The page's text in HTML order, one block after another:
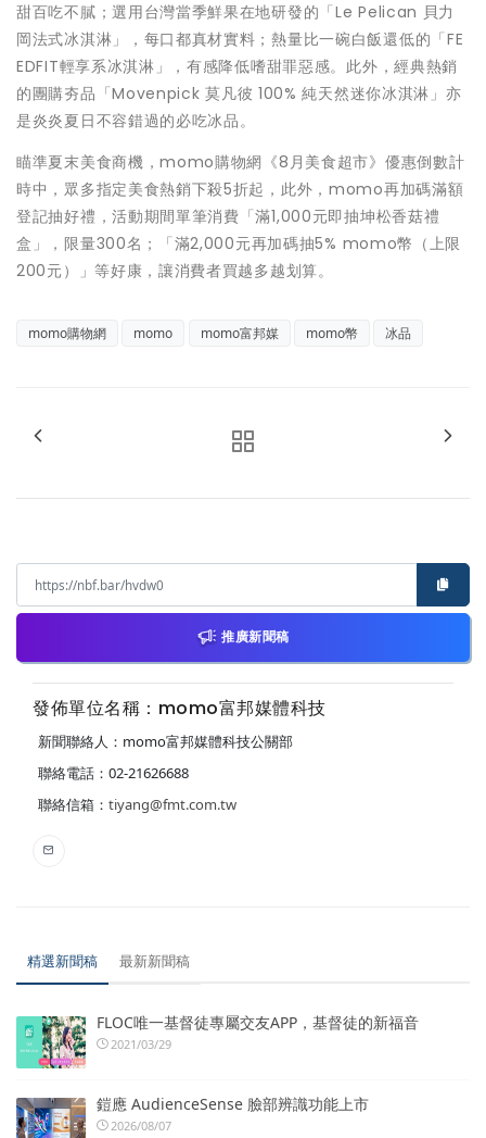
甜百吃不膩；選用台灣當季鮮果在地研發的「Le Pelican 貝力
岡法式冰淇淋」，每口都真材實料；熱量比一碗白飯還低的「FE
EDFIT輕享系冰淇淋」，有感降低嗜甜罪惡感。此外，經典熱銷
的團購夯品「Movenpick 莫凡彼 100% 純天然迷你冰淇淋」亦
是炎炎夏日不容錯過的必吃冰品。
瞄準夏末美食商機，momo購物網《8月美食超市》優惠倒數計
時中，眾多指定美食熱銷下殺5折起，此外，momo再加碼滿額
登記抽好禮，活動期間單筆消費「滿1,000元即抽坤松香菇禮
盒」，限量300名；「滿2,000元再加碼抽5% momo幣（上限
200元）」等好康，讓消費者買越多越划算。
momo購物網 momo momo富邦媒 momo幣 冰品
推廣新聞稿
發佈單位名稱：momo富邦媒體科技
新聞聯絡人：momo富邦媒體科技公關部
聯絡電話：02-21626688
聯絡信箱： tiyang@fmt.com.tw
精選新聞稿 最新新聞稿
FLOC唯一基督徒專屬交友APP，基督徒的新福音
2021/03/29
鎧應 AudienceSense 臉部辨識功能上市
2026/08/07